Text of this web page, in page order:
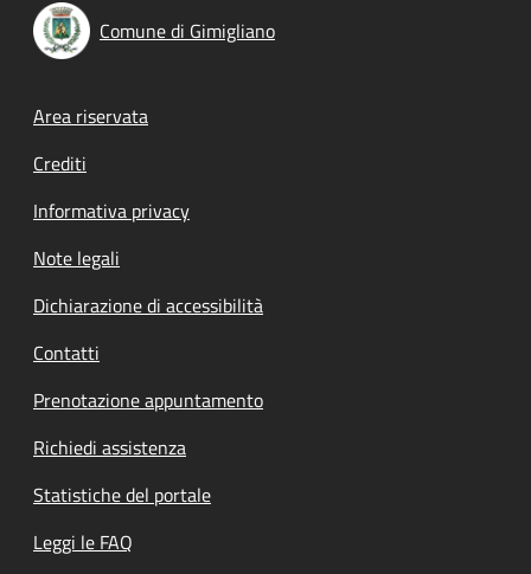
Comune di Gimigliano
Footer menu
Area riservata
Crediti
Informativa privacy
Note legali
Dichiarazione di accessibilità
Contatti
Prenotazione appuntamento
Richiedi assistenza
Statistiche del portale
Leggi le FAQ